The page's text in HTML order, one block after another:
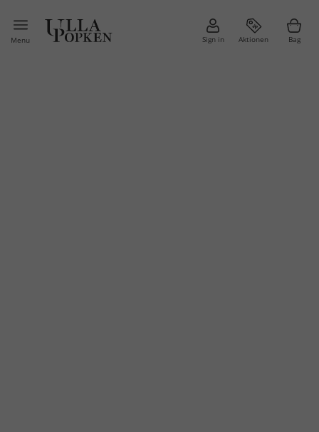
Menu Sign in Aktionen Bag